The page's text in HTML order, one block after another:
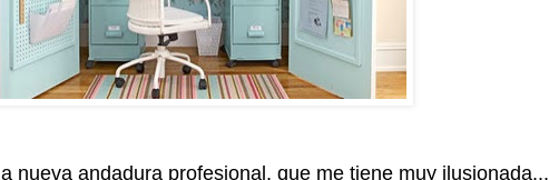
nueva andadura profesional, que me tiene muy ilusionada...